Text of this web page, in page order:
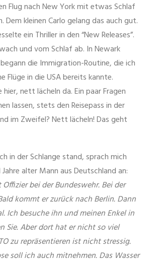
Flug nach New York mit etwas Schlaf
Dem kleinen Carlo gelang das auch gut.
ein Thriller in den “New Releases”.
und vom Schlaf ab. In Newark
die Immigration-Routine, die ich
Flüge in die USA bereits kannte.
hier, nett lächeln da. Ein paar Fragen
lassen, stets den Reisepass in der
im Zweifel? Nett lächeln! Das geht
in der Schlange stand, sprach mich
alter Mann aus Deutschland an:
Offizier bei der Bundeswehr. Bei der
kommt er zurück nach Berlin. Dann
Ich besuche ihn und meinen Enkel in
Sie. Aber dort hat er nicht so viel
zu repräsentieren ist nicht stressig.
soll ich auch mitnehmen. Das Wasser